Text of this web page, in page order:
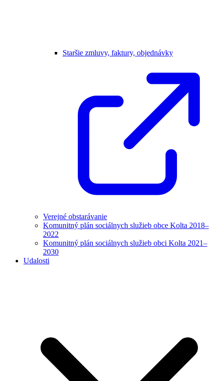
Staršie zmluvy, faktury, objednávky
Verejné obstarávanie
Komunitný plán sociálnych služieb obce Kolta 2018–
2022
Komunitný plán sociálnych služieb obci Kolta 2021–
2030
Udalosti